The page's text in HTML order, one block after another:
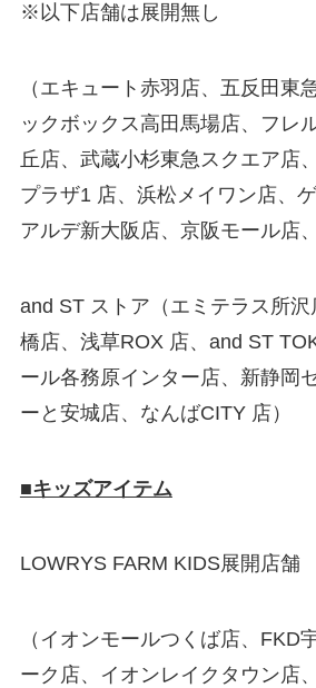
※以下店舗は展開無し
（エキュート赤羽店、五反田東
ックボックス高田馬場店、フレ
丘店、武蔵小杉東急スクエア店
プラザ1 店、浜松メイワン店、
アルデ新大阪店、京阪モール店
and ST ストア（エミテラス所
橋店、浅草ROX 店、and ST
ール各務原インター店、新静岡
ーと安城店、なんばCITY 店）
■キッズアイテム
LOWRYS FARM KIDS展開店舗
（イオンモールつくば店、FKD
ーク店、イオンレイクタウン店